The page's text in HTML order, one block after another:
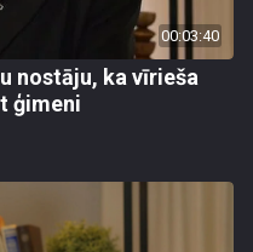
00:03:40
nostāju, ka vīrieša
ģimeni